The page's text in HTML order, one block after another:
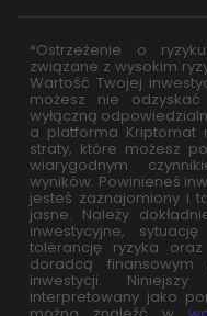
*Ostrzeżenie o
związane z wysokim
Wartość Twojej
możesz nie odzyskać
wyłączną
a platforma Kriptomat
straty, które możesz
wiarygodnym
wyników. Powinieneś
jesteś zaznajomiony i
jasne. Należy
inwestycyjne,
tolerancję ryzyka
doradcą finansowym
inwestycji.
interpretowany jako